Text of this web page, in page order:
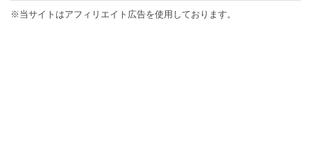
※当サイトはアフィリエイト広告を使用しております。